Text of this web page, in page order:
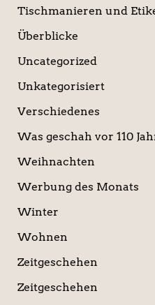
Tischmanieren und
Überblicke
Uncategorized
Unkategorisiert
Verschiedenes
Was geschah vor 110
Weihnachten
Werbung des Monats
Winter
Wohnen
Zeitgeschehen
Zeitgeschehen